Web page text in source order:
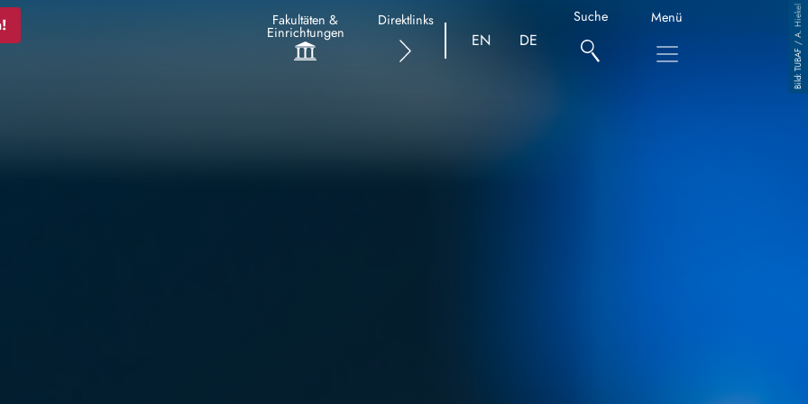
Fakultäten &
Einrichtungen
Direktlinks
EN DE
Suche Menü TUBAF / A. Hiekel